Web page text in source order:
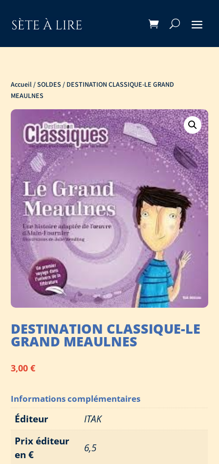
Accueil /SOLDES / DESTINATION CLASSIQUE-LE GRAND
MEAULNES
DESTINATION CLASSIQUE-LE
GRAND MEAULNES
3,00€
Informations complémentaires
Éditeur
ITAK
Prix éditeur
en €
6,5